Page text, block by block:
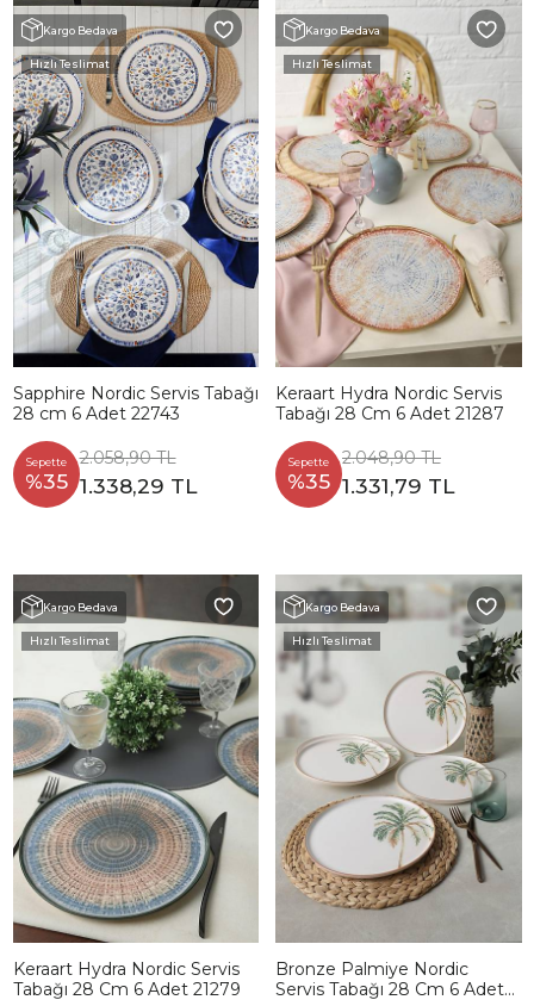
Kargo Bedava
Hızlı Teslimat
Sapphire Nordic Servis Tabağı
28 cm 6 Adet 22743
Sepette
%35
2.058,90 TL
1.338,29 TL
Kargo Bedava
Hızlı Teslimat
Keraart Hydra Nordic Servis
Tabağı 28 Cm 6 Adet 21287
Sepette
%35
2.048,90 TL
1.331,79 TL
Kargo Bedava
Hızlı Teslimat
Keraart Hydra Nordic Servis
Tabağı 28 Cm 6 Adet 21279
Kargo Bedava
Hızlı Teslimat
Bronze Palmiye Nordic
Servis Tabağı 28 Cm 6 Adet